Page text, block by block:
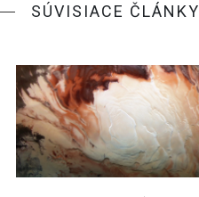
SÚVISIACE ČLÁNKY